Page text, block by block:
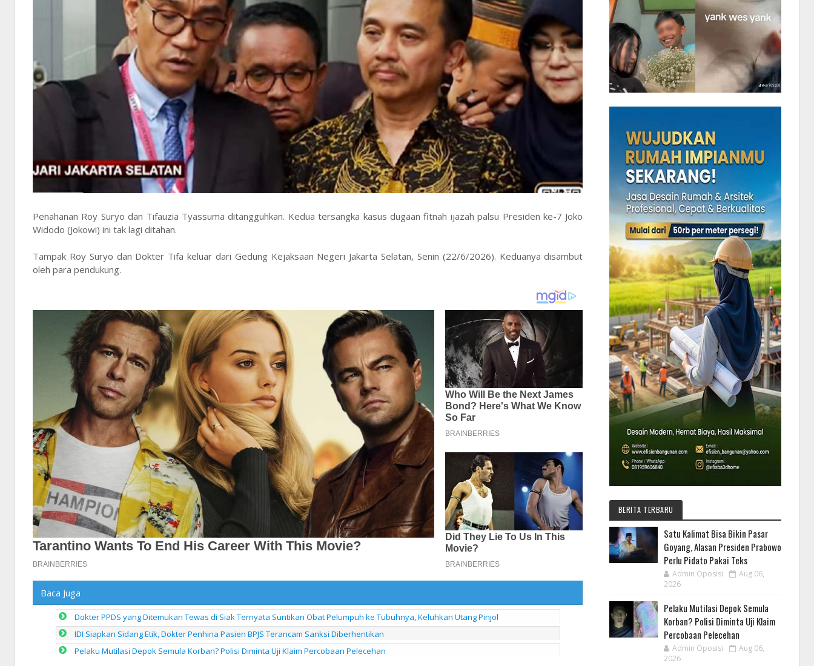
Penahanan Roy Suryo dan Tifauzia Tyassuma ditangguhkan. Kedua tersangka kasus dugaan fitnah ijazah palsu Presiden ke-7 Joko
Widodo (Jokowi) ini tak lagi ditahan.
Tampak Roy Suryo dan Dokter Tifa keluar dari Gedung Kejaksaan Negeri Jakarta Selatan, Senin (22/6/2026). Keduanya disambut
oleh para pendukung.
Baca Juga
Dokter PPDS yang Ditemukan Tewas di Siak Ternyata Suntikan Obat Pelumpuh ke Tubuhnya, Keluhkan Utang Pinjol
IDI Siapkan Sidang Etik, Dokter Penhina Pasien BPJS Terancam Sanksi Diberhentikan
Pelaku Mutilasi Depok Semula Korban? Polisi Diminta Uji Klaim Percobaan Pelecehan
BERITA TERBARU
Satu Kalimat Bisa Bikin Pasar
Goyang, Alasan Presiden Prabowo
Perlu Pidato Pakai Teks
Admin Oposisi
Aug 06,
2026
Pelaku Mutilasi Depok Semula
Korban? Polisi Diminta Uji Klaim
Percobaan Pelecehan
Admin Oposisi
Aug 06,
2026